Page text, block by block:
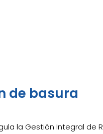
de basura
la Gestión Integral de